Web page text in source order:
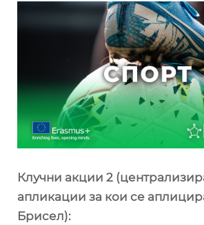
Клучни акции 2
апликации за кои се
Брисел):